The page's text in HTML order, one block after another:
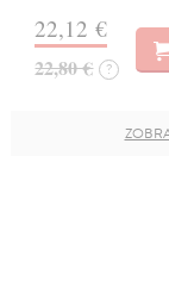
22,12 €
22,80 € ?